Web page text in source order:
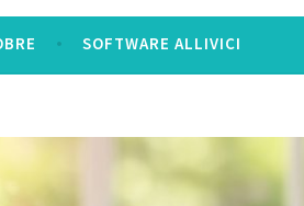
SOFTWARE ALLIVICI